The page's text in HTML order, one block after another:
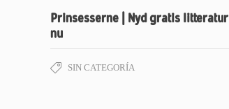
Prinsesserne | Nyd gratis litteratur
nu
SIN CATEGORÍA